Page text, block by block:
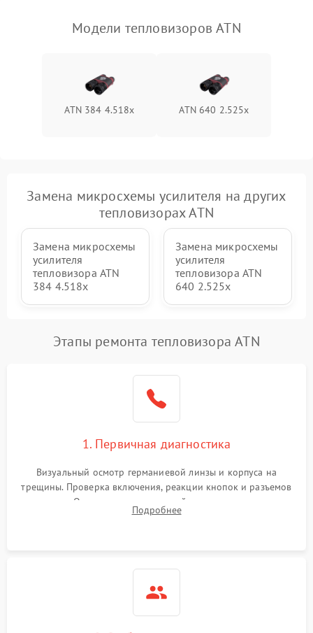
Модели тепловизоров ATN
ATN 384 4.518x ATN 640 2.525x
Замена микросхемы усилителя на других
тепловизорах ATN
Замена микросхемы
усилителя
тепловизора ATN
384 4.518x
Замена микросхемы
усилителя
тепловизора ATN
640 2.525x
Этапы ремонта тепловизора ATN
1. Первичная диагностика
Визуальный осмотр германиевой линзы и корпуса на
трещины. Проверка включения, реакции кнопок и разъемов
зарядки. Оценка вывода тепловой сигнатуры на экран,
проверка базовых функций и считывание системных
Подробнее